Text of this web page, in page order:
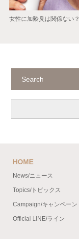
女性に加齢臭は関係ない？
Search
HOME
News/ニュース
Topics/トピックス
Campaign/キャンペーン
Official LINE/ライン